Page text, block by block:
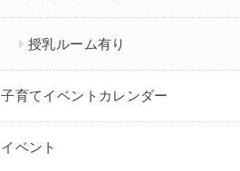
授乳ルーム有り
子育てイベントカレンダー
イベント